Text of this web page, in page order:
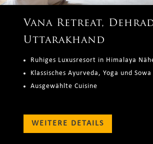
Vana Retreat,
Uttarakhand
Ruhiges Luxusresort in Himalaya
Klassisches Ayurveda, Yoga und Sowa
Ausgewählte Cuisine
WEITERE DETAILS